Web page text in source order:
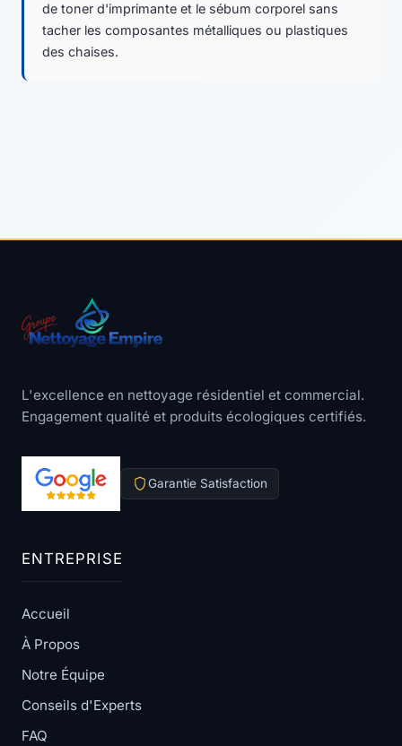
de toner d'imprimante et le sébum corporel sans
tacher les composantes métalliques ou plastiques
des chaises.
L'excellence en nettoyage résidentiel et commercial.
Engagement qualité et produits écologiques certifiés.
Garantie Satisfaction
ENTREPRISE
Accueil
À Propos
Notre Équipe
Conseils d'Experts
FAQ